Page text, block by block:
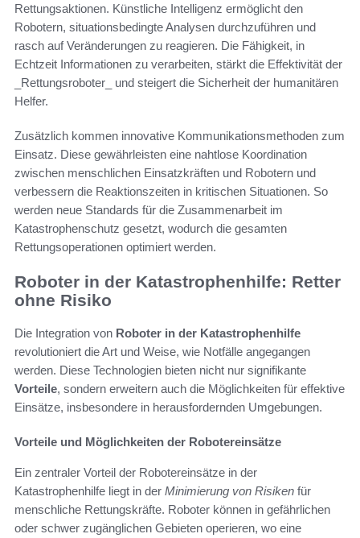
Rettungsaktionen. Künstliche Intelligenz ermöglicht den
Robotern, situationsbedingte Analysen durchzuführen und
rasch auf Veränderungen zu reagieren. Die Fähigkeit, in
Echtzeit Informationen zu verarbeiten, stärkt die Effektivität der
_Rettungsroboter_ und steigert die Sicherheit der humanitären
Helfer.
Zusätzlich kommen innovative Kommunikationsmethoden zum
Einsatz. Diese gewährleisten eine nahtlose Koordination
zwischen menschlichen Einsatzkräften und Robotern und
verbessern die Reaktionszeiten in kritischen Situationen. So
werden neue Standards für die Zusammenarbeit im
Katastrophenschutz gesetzt, wodurch die gesamten
Rettungsoperationen optimiert werden.
Roboter in der Katastrophenhilfe: Retter
ohne Risiko
Die Integration von Roboter in der Katastrophenhilfe
revolutioniert die Art und Weise, wie Notfälle angegangen
werden. Diese Technologien bieten nicht nur signifikante
Vorteile, sondern erweitern auch die Möglichkeiten für effektive
Einsätze, insbesondere in herausfordernden Umgebungen.
Vorteile und Möglichkeiten der Robotereinsätze
Ein zentraler Vorteil der Robotereinsätze in der
Katastrophenhilfe liegt in der Minimierung von Risiken für
menschliche Rettungskräfte. Roboter können in gefährlichen
oder schwer zugänglichen Gebieten operieren, wo eine